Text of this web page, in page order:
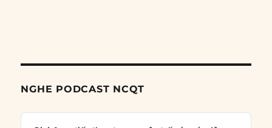
NGHE PODCAST NCQT
Audio